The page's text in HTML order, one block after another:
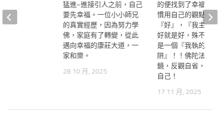
猛進~進接引人之前，自己
要先幸福。一位小小師兄
的真實經歷，因為努力學
佛，家庭有了轉變，從此
邁向幸福的康莊大道，一
家和樂。
28 10 月, 2025
的便找到了幸福！
慣用自己的觀點來
『好』，『我主觀
好就是好，殊不知
是一個『我執的大陷
阱』！！佛陀法音
鏡，反觀自省，當
自己！
17 11 月, 2025